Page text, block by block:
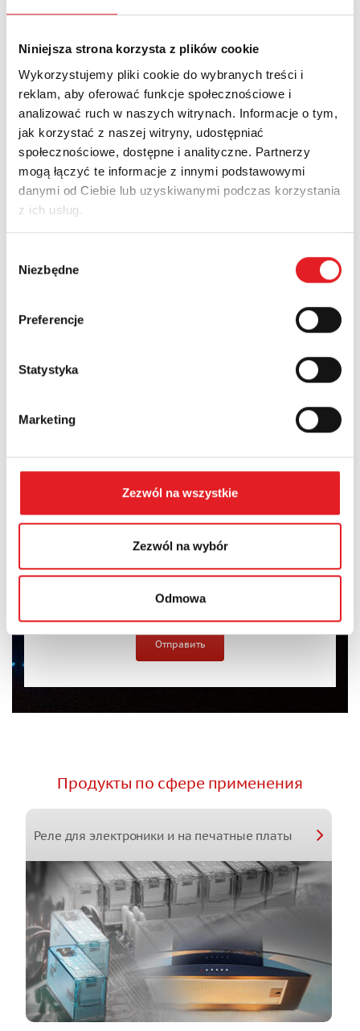
Niniejsza strona korzysta z plików cookie
Wykorzystujemy pliki cookie do wybranych treści i
reklam, aby oferować funkcje społecznościowe i
analizować ruch w naszych witrynach. Informacje o tym,
jak korzystać z naszej witryny, udostępniać
społecznościowe, dostępne i analityczne. Partnerzy
mogą łączyć te informacje z innymi podstawowymi
danymi od Ciebie lub uzyskiwanymi podczas korzystania
z ich usług.
zgody
Niezbędne
Preferencje
Statystyka
Marketing
Zezwól na wszystkie
Zezwól na wybór
Odmowa
Имя и фамилия: *
Электронная почта: *
Компания:
Телефон:
край:
I consent to the processing of my personal data by Relpol
S.A. More information on the processing of personal data
Privacy Policy*
I have read thePrivacy Policy*
Продукты по сфере применения
Реле для электроники и на печатные платы